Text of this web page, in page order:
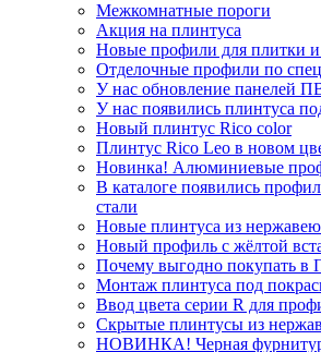
Межкомнатные пороги
Акция на плинтуса
Новые профили для плитки и
Отделочные профили по
У нас обновление панелей
У нас появились плинтуса
Новый плинтус Rico color
Плинтус Rico Leo в новом
Новинка! Алюминиевые
В каталоге появились
стали
Новые плинтуса из
Новый профиль с жёлтой
Почему выгодно покупать
Монтаж плинтуса под
Ввод цвета серии R для
Скрытые плинтусы из
НОВИНКА! Черная